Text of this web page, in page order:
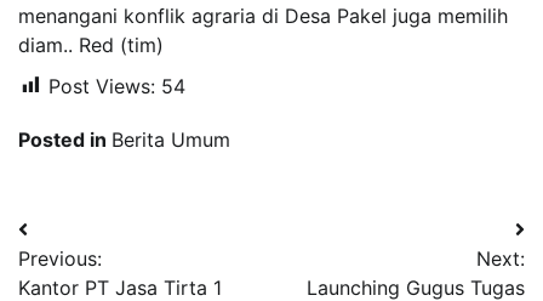
menangani konflik agraria di Desa Pakel juga memilih
diam.. Red (tim)
Post Views: 54
Posted in Berita Umum
Navigasi
pos
Previous:
Kantor PT Jasa Tirta 1
Next:
Launching Gugus Tugas